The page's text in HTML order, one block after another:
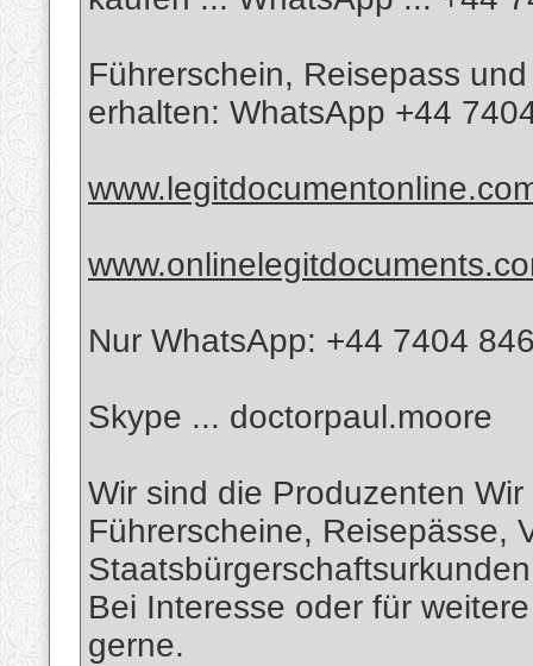
Führerschein, Reisepass
erhalten: WhatsApp +44
Nur WhatsApp: +44 7404
Skype ... doctorpaul.moore
Wir sind die Produzenten
Führerscheine, Reisepässe,
Bei Interesse oder für
gerne.